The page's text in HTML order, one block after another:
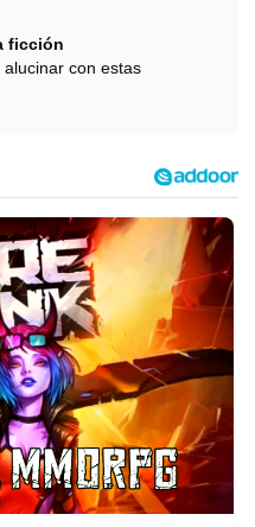
ficción
con estas